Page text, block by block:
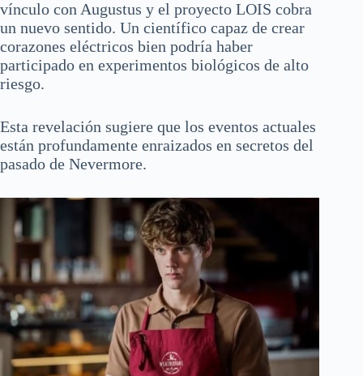
vínculo con Augustus y el proyecto LOIS cobra
un nuevo sentido. Un científico capaz de crear
corazones eléctricos bien podría haber
participado en experimentos biológicos de alto
riesgo.
Esta revelación sugiere que los eventos actuales
están profundamente enraizados en secretos del
pasado de Nevermore.